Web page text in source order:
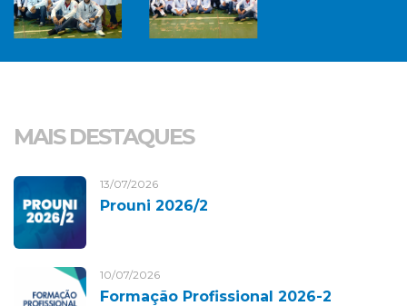
MAIS DESTAQUES
13/07/2026
Prouni 2026/2
10/07/2026
Formação Profissional 2026-2